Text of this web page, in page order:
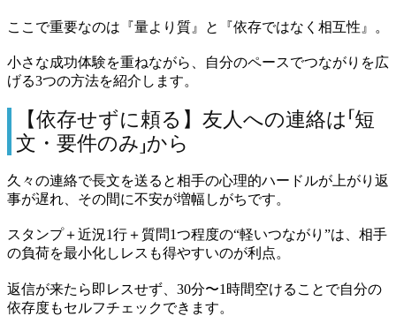
ここで重要なのは『量より質』と『依存ではなく相互性』。
小さな成功体験を重ねながら、自分のペースでつながりを広
げる3つの方法を紹介します。
【依存せずに頼る】友人への連絡は「短
文・要件のみ」から
久々の連絡で長文を送ると相手の心理的ハードルが上がり返
事が遅れ、その間に不安が増幅しがちです。
スタンプ＋近況1行＋質問1つ程度の“軽いつながり”は、相手
の負荷を最小化しレスも得やすいのが利点。
返信が来たら即レスせず、30分〜1時間空けることで自分の
依存度もセルフチェックできます。